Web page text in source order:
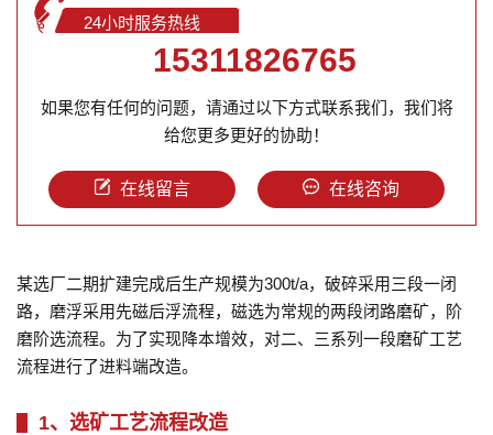
24小时服务热线
15311826765
如果您有任何的问题，请通过以下方式联系我们，我们将
给您更多更好的协助！
在线留言 在线咨询
某选厂二期扩建完成后生产规模为300t/a，破碎采用三段一闭
路，磨浮采用先磁后浮流程，磁选为常规的两段闭路磨矿，阶
磨阶选流程。为了实现降本增效，对二、三系列一段磨矿工艺
流程进行了进料端改造。
1、选矿工艺流程改造